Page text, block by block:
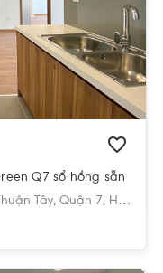
Q7 sổ hồng sẵn
Tây, Quận 7, Hồ Chí Minh